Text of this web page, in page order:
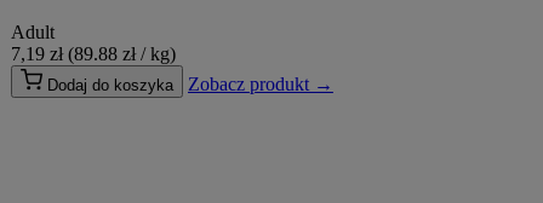
Adult
7,19 zł (89.88 zł / kg)
Dodaj do koszyka Zobacz produkt →